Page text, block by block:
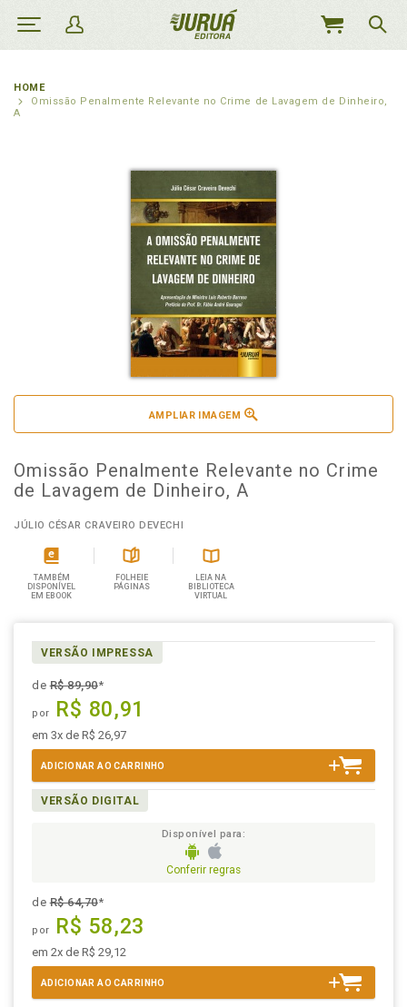
MEU
HOME
Omissão Penalmente Relevante no Crime de Lavagem de Dinheiro,
A
AMPLIAR IMAGEM
Omissão Penalmente Relevante no Crime
de Lavagem de Dinheiro, A
JÚLIO CÉSAR CRAVEIRO DEVECHI
TAMBÉM
DISPONÍVEL
EM EBOOK
FOLHEIE
PÁGINAS
LEIA NA
BIBLIOTECA
VIRTUAL
VERSÃO IMPRESSA
deR$ 89,90*
por R$ 80,91
em 3x de R$ 26,97
ADICIONAR AO CARRINHO
VERSÃO DIGITAL
Disponível para:
Conferir regras
deR$ 64,70*
por R$ 58,23
em 2x de R$ 29,12
ADICIONAR AO CARRINHO